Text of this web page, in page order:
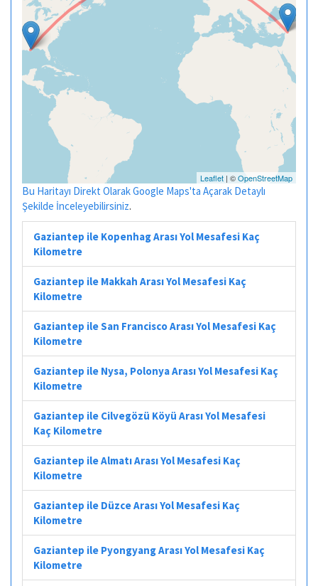
Leaflet | ©OpenStreetMap
Bu Haritayı Direkt Olarak Google Maps'ta Açarak Detaylı
Şekilde İnceleyebilirsiniz.
Gaziantep ile Kopenhag Arası Yol Mesafesi Kaç
Kilometre
Gaziantep ile Makkah Arası Yol Mesafesi Kaç
Kilometre
Gaziantep ile San Francisco Arası Yol Mesafesi Kaç
Kilometre
Gaziantep ile Nysa, Polonya Arası Yol Mesafesi Kaç
Kilometre
Gaziantep ile Cilvegözü Köyü Arası Yol Mesafesi
Kaç Kilometre
Gaziantep ile Almatı Arası Yol Mesafesi Kaç
Kilometre
Gaziantep ile Düzce Arası Yol Mesafesi Kaç
Kilometre
Gaziantep ile Pyongyang Arası Yol Mesafesi Kaç
Kilometre